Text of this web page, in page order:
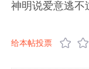
神明说爱意逃不
给本帖投票